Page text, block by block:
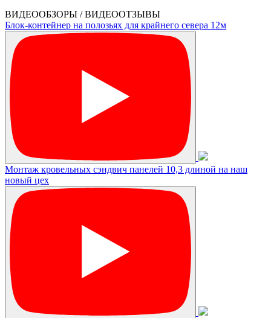
ВИДЕООБЗОРЫ / ВИДЕООТЗЫВЫ
Блок-контейнер на полозьях для крайнего севера 12м
Монтаж кровельных сэндвич панелей 10,3 длиной на наш
новый цех